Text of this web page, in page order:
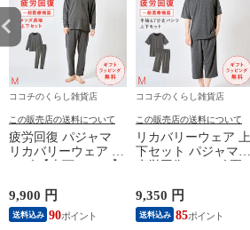
みかご レジカゴ
収納かご
みかご レジカゴ
収納かご
ココチのくらし雑貨店
この販売店の送料について
疲労回復 パジャマ
リカバリーウェア メ
れが取れる パジャマ
血行促進 肩こり 腰
痛対策 疲れ 軽減 ル
9,900 円
送料込み 90
ココチのくらし雑貨店
この販売店の送料について
リカバリーウェア 上
下セット パジャマ
ンツ 春夏用【一般医
療機器】部屋着 肩こ
り 冷え性 疲れが取
9,350 円
送料込み 85